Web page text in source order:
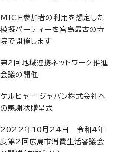
MICE参加者の利用を想定した
模擬パーティーを宮島最古の寺
院で開催します
第2回地域連携ネットワーク推進
会議の開催
ケルヒャー ジャパン株式会社へ
の感謝状贈呈式
2022年10月24日 令和4年
度第2回広島市消費生活審議会